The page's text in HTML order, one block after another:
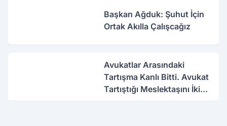
Başkan Ağduk: Şuhut İçin
Ortak Akılla Çalışcağız
Avukatlar Arasındaki
Tartışma Kanlı Bitti. Avukat
Tartıştığı Meslektaşını İki